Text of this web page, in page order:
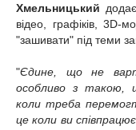
Хмельницький
відео, графіків, 3D-
"зашивати" під теми
"Єдине, що не
особливо з такою,
коли треба
це коли ви